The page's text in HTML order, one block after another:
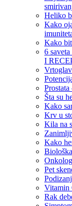
Heliko
Kako
Kako
6
I
Šta su
Kako
Krv u
Kila na
Kako
Pet
Vitamin
Rak